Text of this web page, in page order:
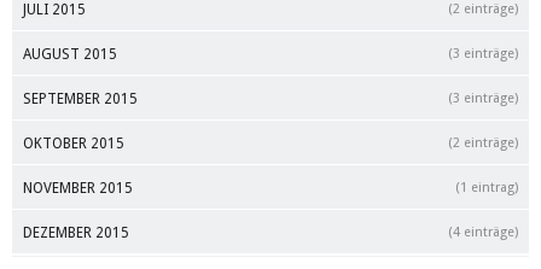
JULI 2015 (2 einträge)
AUGUST 2015 (3 einträge)
SEPTEMBER 2015 (3 einträge)
OKTOBER 2015 (2 einträge)
NOVEMBER 2015 (1 eintrag)
DEZEMBER 2015 (4 einträge)